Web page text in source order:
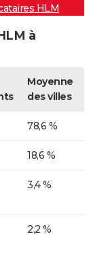
HLM
à
Moyenne
des villes
78,6 %
18,6 %
3,4 %
2,2 %